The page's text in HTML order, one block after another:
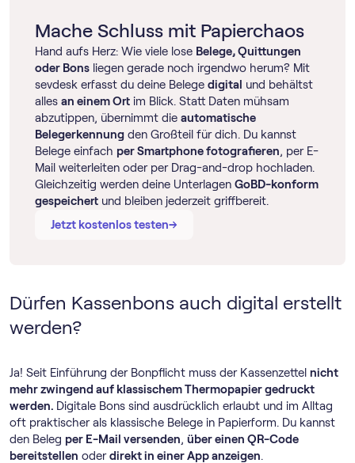
Mache Schluss mit Papierchaos
Hand aufs Herz: Wie viele lose Belege, Quittungen
oder Bons liegen gerade noch irgendwo herum? Mit
sevdesk erfasst du deine Belege digital und behältst
alles an einem Ort im Blick. Statt Daten mühsam
abzutippen, übernimmt die automatische
Belegerkennung den Großteil für dich. Du kannst
Belege einfach per Smartphone fotografieren, per E-
Mail weiterleiten oder per Drag-and-drop hochladen.
Gleichzeitig werden deine Unterlagen GoBD-konform
gespeichert und bleiben jederzeit griffbereit.
Jetzt kostenlos testen→
→
Dürfen Kassenbons auch digital erstellt
werden?
Ja! Seit Einführung der Bonpflicht muss der Kassenzettel nicht
mehr zwingend auf klassischem Thermopapier gedruckt
werden. Digitale Bons sind ausdrücklich erlaubt und im Alltag
oft praktischer als klassische Belege in Papierform. Du kannst
den Beleg per E-Mail versenden, über einen QR-Code
bereitstellen oderdirekt in einer App anzeigen.